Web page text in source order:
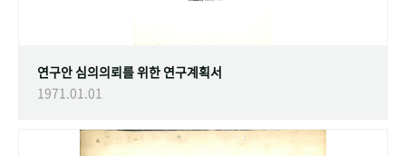
연구안 심의의뢰를 위한 연구계획서
1971.01.01